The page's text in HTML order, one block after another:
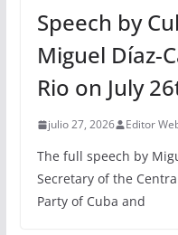
Speech by
Miguel Díaz-
Rio on July
julio 27, 2026 Editor
The full speech by
Secretary of the
Party of Cuba and